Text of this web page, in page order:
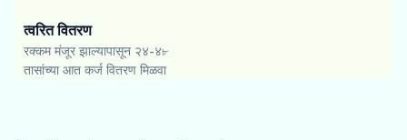
त्वरित वितरण
रक्कम मंजूर झाल्यापासून २४-४৮
तासांच्या आत कर्ज वितरण मिळवा